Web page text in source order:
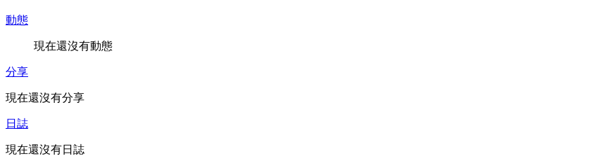
動態
現在還沒有動態
分享
現在還沒有分享
日誌
現在還沒有日誌